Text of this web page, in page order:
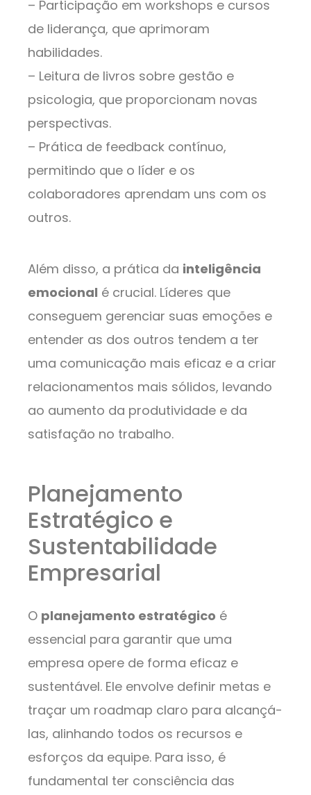
– Participação em workshops e cursos
de liderança, que aprimoram
habilidades.
– Leitura de livros sobre gestão e
psicologia, que proporcionam novas
perspectivas.
– Prática de feedback contínuo,
permitindo que o líder e os
colaboradores aprendam uns com os
outros.
Além disso, a prática da inteligência
emocional é crucial. Líderes que
conseguem gerenciar suas emoções e
entender as dos outros tendem a ter
uma comunicação mais eficaz e a criar
relacionamentos mais sólidos, levando
ao aumento da produtividade e da
satisfação no trabalho.
Planejamento
Estratégico e
Sustentabilidade
Empresarial
O planejamento estratégico é
essencial para garantir que uma
empresa opere de forma eficaz e
sustentável. Ele envolve definir metas e
traçar um roadmap claro para alcançá-
las, alinhando todos os recursos e
esforços da equipe. Para isso, é
fundamental ter consciência das